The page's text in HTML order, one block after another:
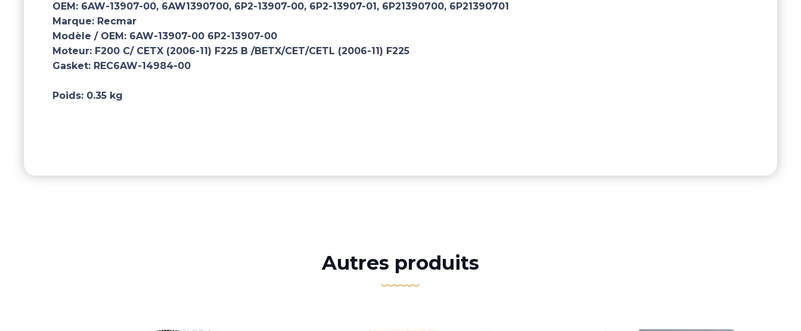
OEM: 6AW-13907-00, 6AW1390700, 6P2-13907-00, 6P2-13907-01, 6P21390700, 6P21390701
Marque: Recmar
Modèle / OEM: 6AW-13907-00 6P2-13907-00
Moteur: F200 C/ CETX (2006-11) F225 B /BETX/CET/CETL (2006-11) F225
Gasket: REC6AW-14984-00
Poids: 0.35 kg
Autres produits